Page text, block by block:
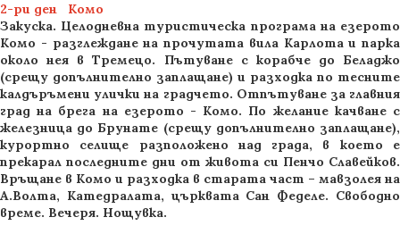
2-ри ден Комо
Закуска. Целодневна туристическа програма на езерото
Комо - разглеждане на прочутата вила Карлота и парка
около нея в Тремецо. Пътуване с корабче до Беладжо
(срещу допълнително заплащане) и разходка по тесните
калдъръмени улички на градчето. Отпътуване за главния
град на брега на езерото - Комо. По желание качване с
железница до Брунате (срещу допълнително заплащане),
курортно селище разположено над града, в което е
прекарал последните дни от живота си Пенчо Славейков.
Връщане в Комо и разходка в старата част – мавзолея на
А.Волта, Катедралата, църквата Сан Феделе. Свободно
време. Вечеря. Нощувка.